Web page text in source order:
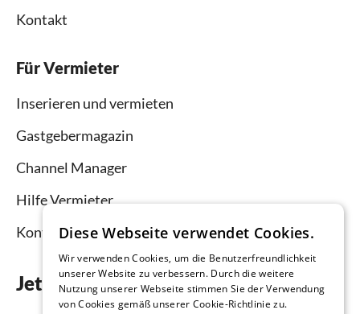
Kontakt
Für Vermieter
Inserieren und vermieten
Gastgebermagazin
Channel Manager
Hilfe Vermieter
Kontakt
Jetzt die App downloaden
Diese Webseite verwendet Cookies.
Wir verwenden Cookies, um die Benutzerfreundlichkeit
unserer Website zu verbessern. Durch die weitere
Nutzung unserer Webseite stimmen Sie der Verwendung
von Cookies gemäß unserer Cookie-Richtlinie zu.